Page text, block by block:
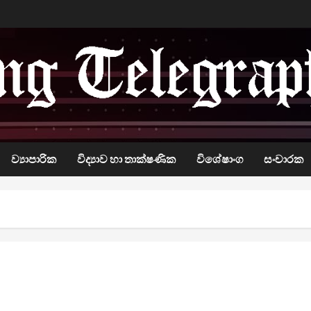
ව්‍යාපාරික විද්‍යාව හා තාක්ෂණික විශේෂාංග සංචාරක